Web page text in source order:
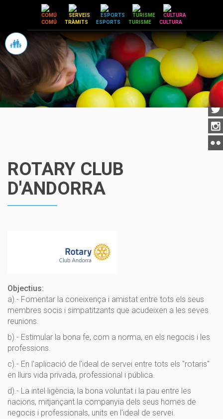
COMÚ TRÀMITS ESPORTS TURISME CULTURA
ROTARY CLUB
D'ANDORRA
Objectius:
a).- Fomentar la coneixença i amistat entre tots els seus
membres socis i simpatitzants que acudeixen a les seves
reunions.
b).- Estimular la bona fe, com a norma, en els negocis i les
professions.
c).- En l'aplicació de l'ideal de servei entre tots els "rotaris"
en llurs vida privada, professional i pública.
d).- La intel·ligència, la bona voluntat i la pau entre les
nacions, mitjançant la companyia dels seus homes de
negocis i professionals, units en l'ideal de servei.